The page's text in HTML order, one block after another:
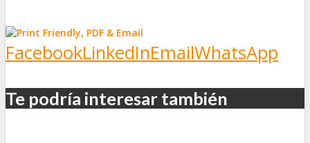
FacebookLinkedInEmailWhatsApp
Te podría interesar también